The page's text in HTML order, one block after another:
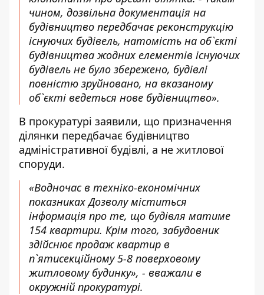
чином, дозвільна документація на
будівництво передбачає реконструкцію
існуючих будівель, натомість на об`єкті
будівництва жодних елементів існуючих
будівель не було збережено, будівлі
повністю зруйновано, на вказаному
об`єкті ведеться нове будівництво».
В прокуратурі заявили, що призначення
ділянки передбачає будівництво
адміністративної будівлі, а не житлової
споруди.
«Водночас в техніко-економічних
показниках Дозволу міститься
інформація про те, що будівля матиме
154 квартири. Крім того, забудовник
здійснює продаж квартир в
п`ятисекційному 5-8 поверховому
житловому будинку», - вважали в
окружній прокуратурі.